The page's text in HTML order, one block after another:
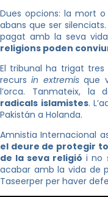
Dues opcions: la mort
abans que ser
pagat amb la seva
religions poden
El tribunal ha trigat tres
recursin extremisque
l’orca. Tanmateix, la
radicals islamistes.
Pakistán a Holanda.
Amnistia Internacional
el deure de protegir
de la seva religió i no
acabar amb la vida de
Taseerper per haver